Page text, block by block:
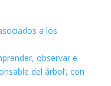
a los
observar e
del árbol’, con